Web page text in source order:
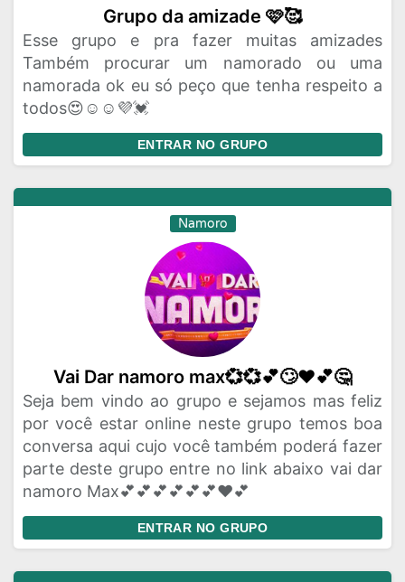
Grupo da amizade 🩷🥰
Esse grupo e pra fazer muitas amizades
Também procurar um namorado ou uma
namorada ok eu só peço que tenha respeito a
todos😍☺️☺️💜💓
ENTRAR NO GRUPO
Namoro
Vai Dar namoro max💞💞💕🙄♥️💕🤔
Seja bem vindo ao grupo e sejamos mas feliz
por você estar online neste grupo temos boa
conversa aqui cujo você também poderá fazer
parte deste grupo entre no link abaixo vai dar
namoro Max💕💕💕💕💕💕❤️💕
ENTRAR NO GRUPO